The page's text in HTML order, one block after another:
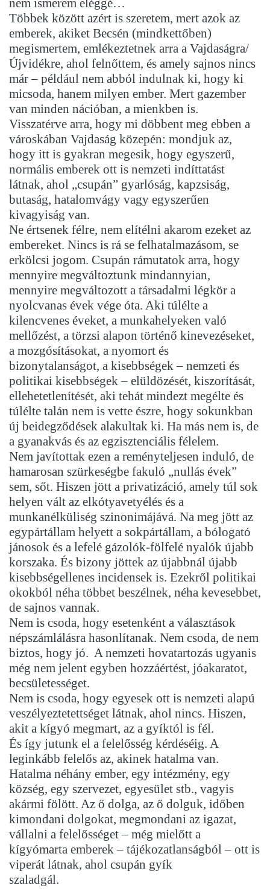
nem ismerem eléggé…
Többek között azért is szeretem, mert azok az
emberek, akiket Becsén (mindkettőben)
megismertem, emlékeztetnek arra a Vajdaságra/
Újvidékre, ahol felnőttem, és amely sajnos nincs
már – például nem abból indulnak ki, hogy ki
micsoda, hanem milyen ember. Mert gazember
van minden nációban, a mienkben is.
Visszatérve arra, hogy mi döbbent meg ebben a
városkában Vajdaság közepén: mondjuk az,
hogy itt is gyakran megesik, hogy egyszerű,
normális emberek ott is nemzeti indíttatást
látnak, ahol „csupán” gyarlóság, kapzsiság,
butaság, hatalomvágy vagy egyszerűen
kivagyiság van.
Ne értsenek félre, nem elítélni akarom ezeket az
embereket. Nincs is rá se felhatalmazásom, se
erkölcsi jogom. Csupán rámutatok arra, hogy
mennyire megváltoztunk mindannyian,
mennyire megváltozott a társadalmi légkör a
nyolcvanas évek vége óta. Aki túlélte a
kilencvenes éveket, a munkahelyeken való
mellőzést, a törzsi alapon történő kinevezéseket,
a mozgósításokat, a nyomort és
bizonytalanságot, a kisebbségek – nemzeti és
politikai kisebbségek – elüldözését, kiszorítását,
ellehetetlenítését, aki tehát mindezt megélte és
túlélte talán nem is vette észre, hogy sokunkban
új beidegződések alakultak ki. Ha más nem is, de
a gyanakvás és az egzisztenciális félelem.
Nem javítottak ezen a reményteljesen induló, de
hamarosan szürkeségbe fakuló „nullás évek”
sem, sőt. Hiszen jött a privatizáció, amely túl sok
helyen vált az elkótyavetyélés és a
munkanélküliség szinonimájává. Na meg jött az
egypártállam helyett a sokpártállam, a bólogató
jánosok és a lefelé gázolók-fölfelé nyalók újabb
korszaka. És bizony jöttek az újabbnál újabb
kisebbségellenes incidensek is. Ezekről politikai
okokból néha többet beszélnek, néha kevesebbet,
de sajnos vannak.
Nem is csoda, hogy esetenként a választások
népszámlálásra hasonlítanak. Nem csoda, de nem
biztos, hogy jó. A nemzeti hovatartozás ugyanis
még nem jelent egyben hozzáértést, jóakaratot,
becsületességet.
Nem is csoda, hogy egyesek ott is nemzeti alapú
veszélyeztetettséget látnak, ahol nincs. Hiszen,
akit a kígyó megmart, az a gyíktól is fél.
És így jutunk el a felelősség kérdéséig. A
leginkább felelős az, akinek hatalma van.
Hatalma néhány ember, egy intézmény, egy
község, egy szervezet, egyesület stb., vagyis
akármi fölött. Az ő dolga, az ő dolguk, időben
kimondani dolgokat, megmondani az igazat,
vállalni a felelősséget – még mielőtt a
kígyómarta emberek – tájékozatlanságból – ott is
viperát látnak, ahol csupán gyík
szaladgál.